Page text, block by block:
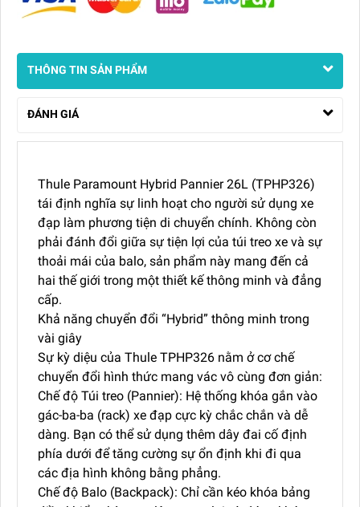
THÔNG TIN SẢN PHẨM
ĐÁNH GIÁ
Thule Paramount Hybrid Pannier 26L (TPHP326)
tái định nghĩa sự linh hoạt cho người sử dụng xe
đạp làm phương tiện di chuyển chính. Không còn
phải đánh đổi giữa sự tiện lợi của túi treo xe và sự
thoải mái của balo, sản phẩm này mang đến cả
hai thế giới trong một thiết kế thông minh và đẳng
cấp.
Khả năng chuyển đổi “Hybrid” thông minh trong
vài giây
Sự kỳ diệu của Thule TPHP326 nằm ở cơ chế
chuyển đổi hình thức mang vác vô cùng đơn giản:
Chế độ Túi treo (Pannier): Hệ thống khóa gắn vào
gác-ba-ba (rack) xe đạp cực kỳ chắc chắn và dễ
dàng. Bạn có thể sử dụng thêm dây đai cố định
phía dưới để tăng cường sự ổn định khi đi qua
các địa hình không bằng phẳng.
Chế độ Balo (Backpack): Chỉ cần kéo khóa bảng